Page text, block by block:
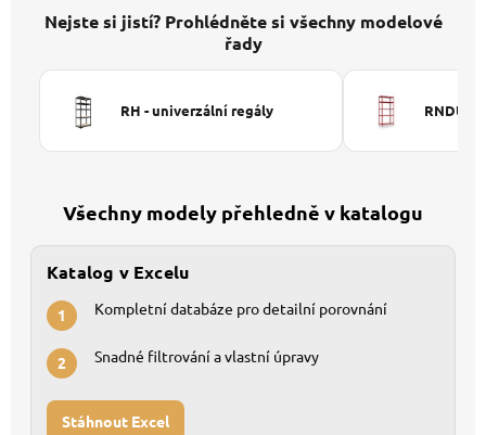
Nejste si jistí? Prohlédněte si všechny modelové
řady
RH - univerzální regály RNDU-
Všechny modely přehledně v katalogu
Katalog v Excelu
1 Kompletní databáze pro detailní porovnání
2 Snadné filtrování a vlastní úpravy
Stáhnout Excel